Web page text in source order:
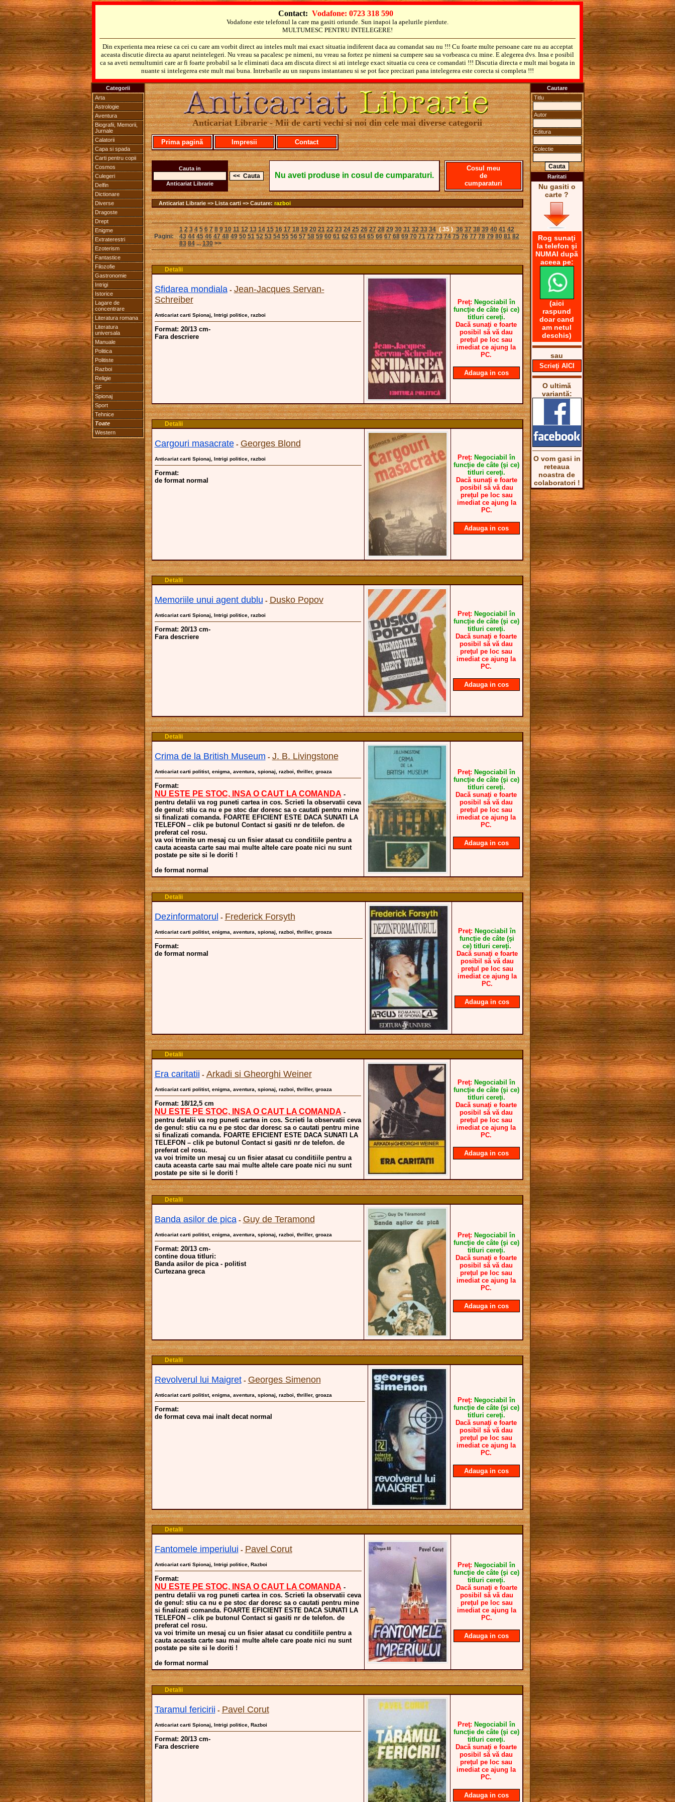
Contact: Vodafone: 0723 318 590
Vodafone este telefonul la care ma gasiti oriunde. Sun inapoi la apelurile pierdute.
MULTUMESC PENTRU INTELEGERE!
Din experienta mea reiese ca cei cu care am vorbit direct au inteles mult mai exact situatia indiferent daca au comandat sau nu !!! Cu foarte multe persoane care nu au acceptat
aceasta discutie directa au aparut neintelegeri. Nu vreau sa pacalesc pe nimeni, nu vreau sa fortez pe nimeni sa cumpere sau sa vorbeasca cu mine. E alegerea dvs. Insa e posibil
ca sa aveti nemultumiri care ar fi foarte probabil sa le eliminati daca am discuta direct si ati intelege exact situatia cu ceea ce comandati !!! Discutia directa e mult mai bogata in
nuante si intelegerea este mult mai buna. Intrebarile au un raspuns instantaneu si se pot face precizari pana intelegerea este corecta si completa !!!
Categorii
Arta
Astrologie
Aventura
Biografii, Memorii,
Jurnale
Calatorii
Capa si spada
Carti pentru copii
Cosmos
Culegeri
Delfin
Dictionare
Diverse
Dragoste
Drept
Enigme
Extraterestri
Ezoterism
Fantastice
Filozofie
Gastronomie
Intrigi
Istorice
Lagare de
concentrare
Literatura romana
Literatura
universala
Manuale
Politica
Politiste
Razboi
Religie
SF
Spionaj
Sport
Tehnice
Toate
Western
Anticariat Librarie - Mii de carti vechi si noi din cele mai diverse categorii
Prima pagină Impresii Contact
Cauta in
Anticariat Librarie
Nu aveti produse in cosul de cumparaturi.
Cosul meu
de
cumparaturi
Anticariat Librarie => Lista carti => Cautare: razboi
Pagini:
1 2 3 4 5 6 7 8 9 10 11 12 13 14 15 16 17 18 19 20 21 22 23 24 25 26 27 28 29 30 31 32 33 34 ( 35 ) 36 37 38 39 40 41 42
43 44 45 46 47 48 49 50 51 52 53 54 55 56 57 58 59 60 61 62 63 64 65 66 67 68 69 70 71 72 73 74 75 76 77 78 79 80 81 82
83 84...130>>
Detalii
Sfidarea mondiala- Jean-Jacques Servan-
Schreiber
Anticariat carti Spionaj, Intrigi politice, razboi
Format: 20/13 cm-
Fara descriere
Preţ: Negociabil în
funcţie de câte (şi ce)
titluri cereţi.
Dacă sunaţi e foarte
posibil să vă dau
preţul pe loc sau
imediat ce ajung la
PC.
Adauga in cos
Detalii
Cargouri masacrate- Georges Blond
Anticariat carti Spionaj, Intrigi politice, razboi
Format:
de format normal
Preţ: Negociabil în
funcţie de câte (şi ce)
titluri cereţi.
Dacă sunaţi e foarte
posibil să vă dau
preţul pe loc sau
imediat ce ajung la
PC.
Adauga in cos
Detalii
Memoriile unui agent dublu - Dusko Popov
Anticariat carti Spionaj, Intrigi politice, razboi
Format: 20/13 cm-
Fara descriere
Preţ: Negociabil în
funcţie de câte (şi ce)
titluri cereţi.
Dacă sunaţi e foarte
posibil să vă dau
preţul pe loc sau
imediat ce ajung la
PC.
Adauga in cos
Detalii
Crima de la British Museum - J. B. Livingstone
Anticariat carti politist, enigma, aventura, spionaj, razboi, thriller, groaza
Format:
NU ESTE PE STOC, INSA O CAUT LA COMANDA -
pentru detalii va rog puneti cartea in cos. Scrieti la observatii ceva
de genul: stiu ca nu e pe stoc dar doresc sa o cautati pentru mine
si finalizati comanda. FOARTE EFICIENT ESTE DACA SUNATI LA
TELEFON – clik pe butonul Contact si gasiti nr de telefon. de
preferat cel rosu.
va voi trimite un mesaj cu un fisier atasat cu conditiile pentru a
cauta aceasta carte sau mai multe altele care poate nici nu sunt
postate pe site si le doriti !
de format normal
Preţ: Negociabil în
funcţie de câte (şi ce)
titluri cereţi.
Dacă sunaţi e foarte
posibil să vă dau
preţul pe loc sau
imediat ce ajung la
PC.
Adauga in cos
Detalii
Dezinformatorul - Frederick Forsyth
Anticariat carti politist, enigma, aventura, spionaj, razboi, thriller, groaza
Format:
de format normal
Preţ: Negociabil în
funcţie de câte (şi
ce) titluri cereţi.
Dacă sunaţi e foarte
posibil să vă dau
preţul pe loc sau
imediat ce ajung la
PC.
Adauga in cos
Detalii
Era caritatii - Arkadi si Gheorghi Weiner
Anticariat carti politist, enigma, aventura, spionaj, razboi, thriller, groaza
Format: 18/12,5 cm
NU ESTE PE STOC, INSA O CAUT LA COMANDA -
pentru detalii va rog puneti cartea in cos. Scrieti la observatii ceva
de genul: stiu ca nu e pe stoc dar doresc sa o cautati pentru mine
si finalizati comanda. FOARTE EFICIENT ESTE DACA SUNATI LA
TELEFON – clik pe butonul Contact si gasiti nr de telefon. de
preferat cel rosu.
va voi trimite un mesaj cu un fisier atasat cu conditiile pentru a
cauta aceasta carte sau mai multe altele care poate nici nu sunt
postate pe site si le doriti !
Preţ: Negociabil în
funcţie de câte (şi ce)
titluri cereţi.
Dacă sunaţi e foarte
posibil să vă dau
preţul pe loc sau
imediat ce ajung la
PC.
Adauga in cos
Detalii
Banda asilor de pica- Guy de Teramond
Anticariat carti politist, enigma, aventura, spionaj, razboi, thriller, groaza
Format: 20/13 cm-
contine doua titluri:
Banda asilor de pica - politist
Curtezana greca
Preţ: Negociabil în
funcţie de câte (şi ce)
titluri cereţi.
Dacă sunaţi e foarte
posibil să vă dau
preţul pe loc sau
imediat ce ajung la
PC.
Adauga in cos
Detalii
Revolverul lui Maigret- Georges Simenon
Anticariat carti politist, enigma, aventura, spionaj, razboi, thriller, groaza
Format:
de format ceva mai inalt decat normal
Preţ: Negociabil în
funcţie de câte (şi ce)
titluri cereţi.
Dacă sunaţi e foarte
posibil să vă dau
preţul pe loc sau
imediat ce ajung la
PC.
Adauga in cos
Detalii
Fantomele imperiului - Pavel Corut
Anticariat carti Spionaj, Intrigi politice, Razboi
Format:
NU ESTE PE STOC, INSA O CAUT LA COMANDA -
pentru detalii va rog puneti cartea in cos. Scrieti la observatii ceva
de genul: stiu ca nu e pe stoc dar doresc sa o cautati pentru mine
si finalizati comanda. FOARTE EFICIENT ESTE DACA SUNATI LA
TELEFON – clik pe butonul Contact si gasiti nr de telefon. de
preferat cel rosu.
va voi trimite un mesaj cu un fisier atasat cu conditiile pentru a
cauta aceasta carte sau mai multe altele care poate nici nu sunt
postate pe site si le doriti !
de format normal
Preţ: Negociabil în
funcţie de câte (şi ce)
titluri cereţi.
Dacă sunaţi e foarte
posibil să vă dau
preţul pe loc sau
imediat ce ajung la
PC.
Adauga in cos
Detalii
Taramul fericirii - Pavel Corut
Anticariat carti Spionaj, Intrigi politice, Razboi
Format: 20/13 cm-
Fara descriere
Preţ: Negociabil în
funcţie de câte (şi ce)
titluri cereţi.
Dacă sunaţi e foarte
posibil să vă dau
preţul pe loc sau
imediat ce ajung la
PC.
Adauga in cos
Cautare
Titlu
Autor
Editura
Colectie
Raritati
Nu gasiti o
carte ?
Rog sunaţi
la telefon şi
NUMAI după
aceea pe:
(aici
raspund
doar cand
am netul
deschis)
sau
Scrieţi AICI
O ultimă
variantă:
O vom gasi in
reteaua
noastra de
colaboratori !